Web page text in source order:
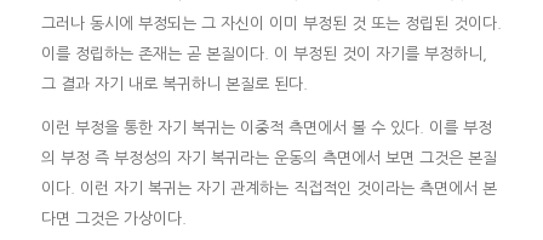
그러나 동시에 부정되는 그 자신이 이미 부정된 것 또는 정립된 것이다.
이를 정립하는 존재는 곧 본질이다. 이 부정된 것이 자기를 부정하니,
그 결과 자기 내로 복귀하니 본질로 된다.
이런 부정을 통한 자기 복귀는 이중적 측면에서 볼 수 있다. 이를 부정
의 부정 즉 부정성의 자기 복귀라는 운동의 측면에서 보면 그것은 본질
이다. 이런 자기 복귀는 자기 관계하는 직접적인 것이라는 측면에서 본
다면 그것은 가상이다.